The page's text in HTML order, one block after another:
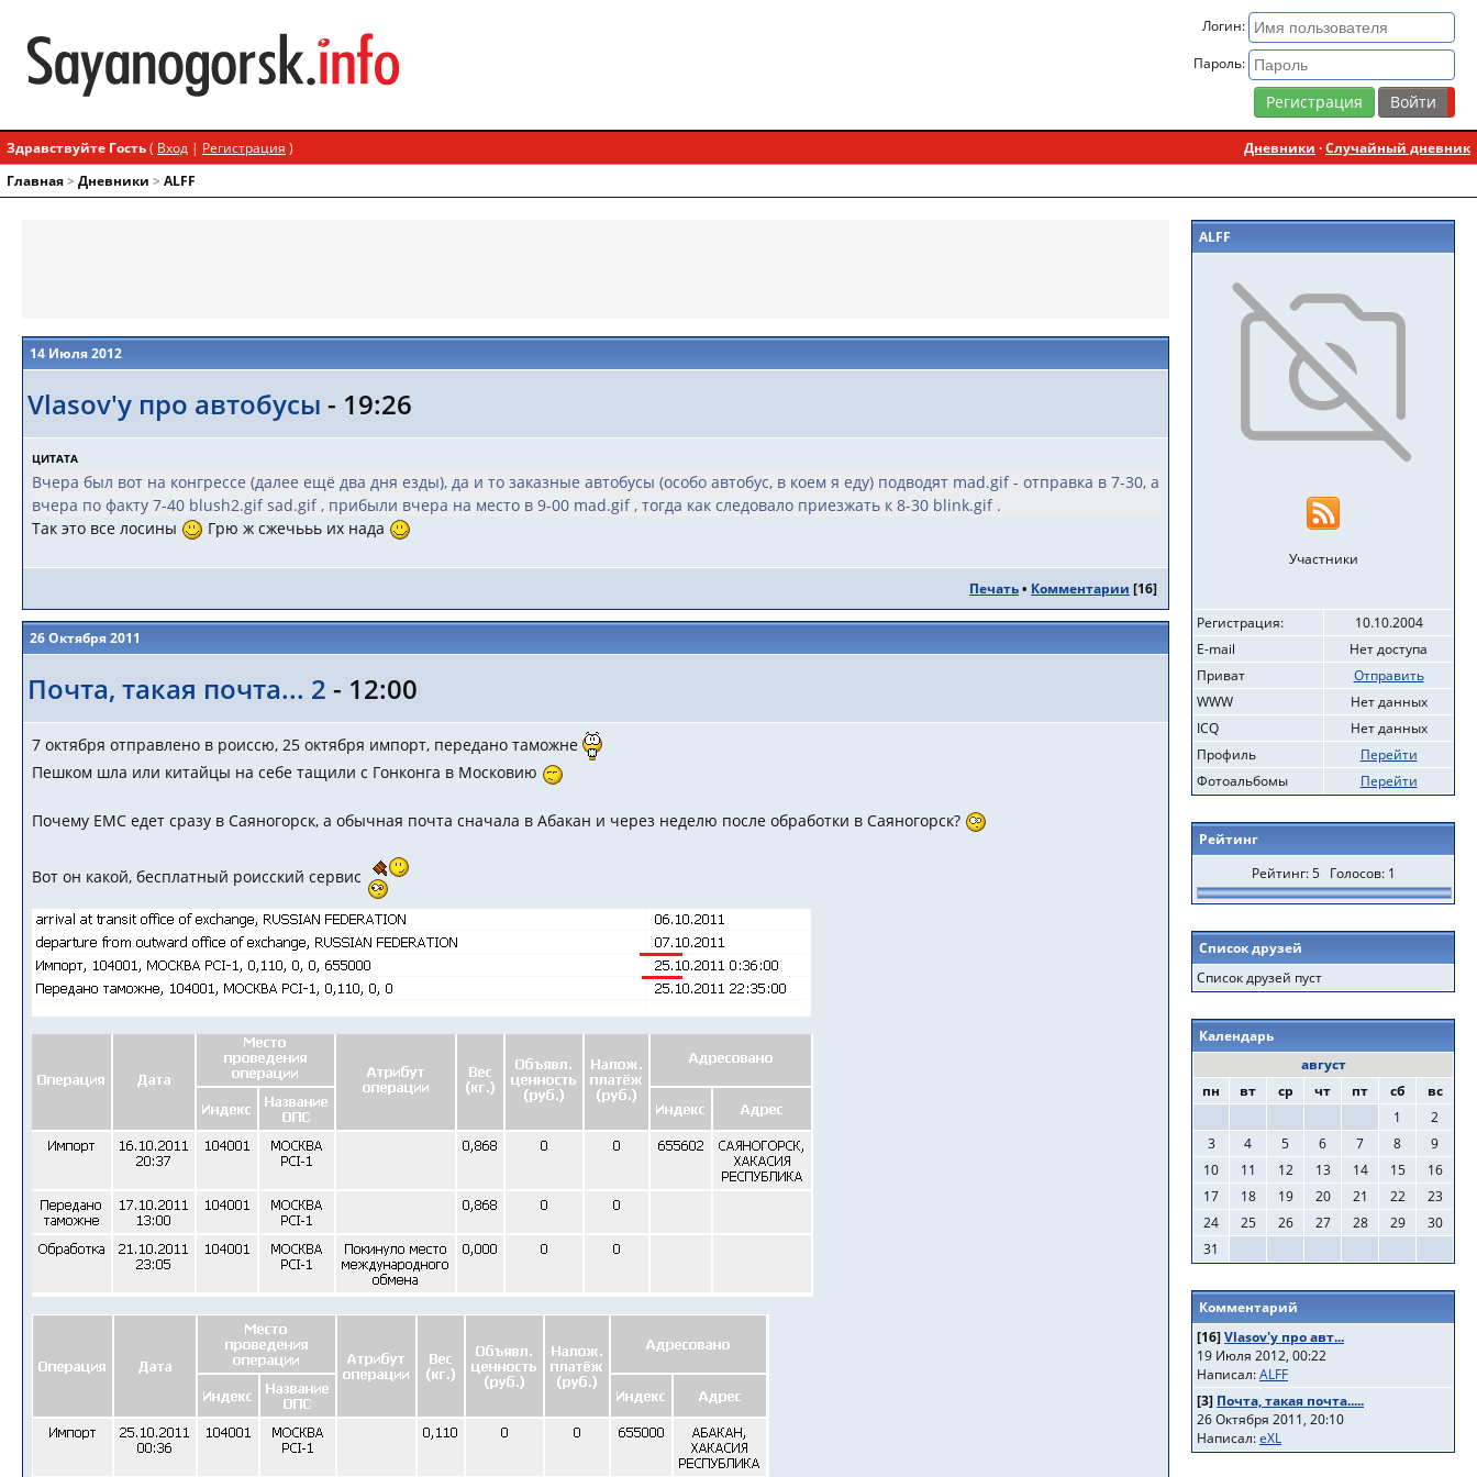
Логин:
Пароль:
Регистрация
Здравствуйте Гость( Вход | Регистрация ) Дневники ·Случайный дневник
Главная> Дневники > ALFF
14 Июля 2012
Vlasov'у про автобусы - 19:26
ЦИТАТА
Вчера был вот на конгрессе (далее ещё два дня езды), да и то заказные автобусы (особо автобус, в коем я еду) подводят mad.gif - отправка в 7-30, а
вчера по факту 7-40 blush2.gif sad.gif , прибыли вчера на место в 9-00 mad.gif , тогда как следовало приезжать к 8-30 blink.gif .
Так это все лосины
Грю ж сжечььь их нада
Печать• Комментарии [16]
26 Октября 2011
Почта, такая почта... 2 - 12:00
7 октября отправлено в роиссю, 25 октября импорт, передано таможне
Пешком шла или китайцы на себе тащили с Гонконга в Московию
Почему ЕМС едет сразу в Саяногорск, а обычная почта сначала в Абакан и через неделю после обработки в Саяногорск?
Вот он какой, бесплатный роисский сервис
ALFF
Участники
Регистрация:
10.10.2004
E-mail
Нет доступа
Приват
Отправить
WWW
Нет данных
ICQ
Нет данных
Профиль
Перейти
Фотоальбомы
Перейти
Рейтинг
Рейтинг: 5 Голосов: 1
Список друзей
Список друзей пуст
Календарь
август
пн
вт ср чт пт сб
вс
1
2
3
4 5 6 7 8
9
10
11 12 13 14 15
16
17
18 19 20 21 22
23
24
25 26 27 28 29
30
31
Комментарий
[16]Vlasov'у про авт...
19 Июля 2012, 00:22
Написал:ALFF
[3] Почта, такая почта.....
26 Октября 2011, 20:10
Написал:eXL